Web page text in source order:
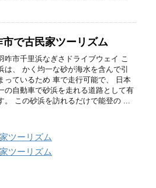
市で古民家ツーリズム
咋市千里浜なぎさドライブウェイ こ
は、 かく均一な砂が海水を含んで引
っているため 車で走行可能で、 日本
の自動車で砂浜を走れる道路として有
。 この砂浜を訪れるだけで能登の ...
ツーリズム
ツーリズム